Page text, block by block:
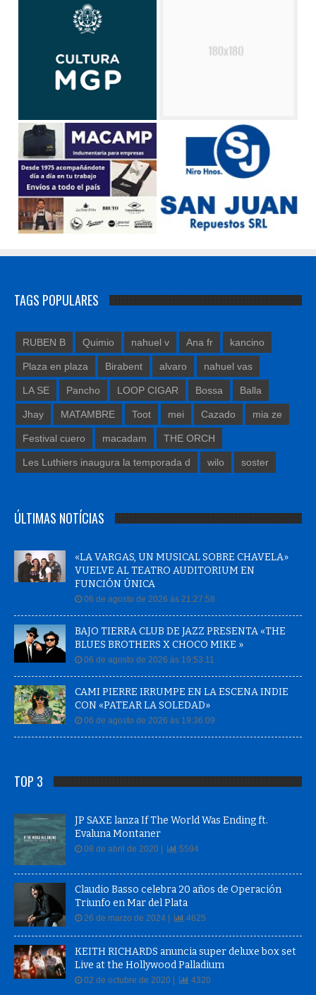
TAGS POPULARES
RUBEN B Quimio nahuel v Ana fr kancino
Plaza en plaza Birabent alvaro nahuel vas
LA SE Pancho LOOP CIGAR Bossa Balla
Jhay MATAMBRE Toot mei Cazado mia ze
Festival cuero macadam THE ORCH
Les Luthiers inaugura la temporada d wilo soster
ÚLTIMAS NOTÍCIAS
«LA VARGAS, UN MUSICAL SOBRE CHAVELA»
VUELVE AL TEATRO AUDITORIUM EN
FUNCIÓN ÚNICA
06 de agosto de 2026 às 21:27:58
BAJO TIERRA CLUB DE JAZZ PRESENTA «THE
BLUES BROTHERS X CHOCO MIKE »
06 de agosto de 2026 às 19:53:11
CAMI PIERRE IRRUMPE EN LA ESCENA INDIE
CON «PATEAR LA SOLEDAD»
06 de agosto de 2026 às 19:36:09
TOP 3
JP SAXE lanza If The World Was Ending ft.
Evaluna Montaner
08 de abril de 2020 | 5594
Claudio Basso celebra 20 años de Operación
Triunfo en Mar del Plata
26 de marzo de 2024 | 4625
KEITH RICHARDS anuncia super deluxe box set
Live at the Hollywood Palladium
02 de octubre de 2020 | 4320